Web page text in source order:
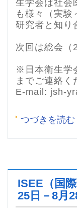
生学会は社会
も様々（実
研究者と知り
次回は総会（
※日本衛生学
までご連絡く
E-mail: jsh-
つづきを読む
ISEE（国
25日－8月